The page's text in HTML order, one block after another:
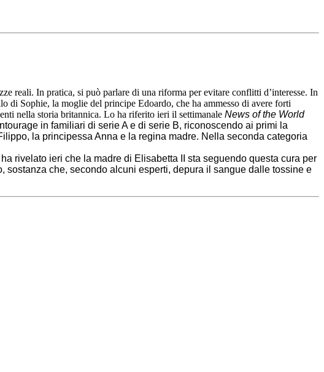
reali. In pratica, si può parlare di una riforma per evitare conflitti d’interesse. In
di Sophie, la moglie del principe Edoardo, che ha ammesso di avere forti
nella storia britannica. Lo ha riferito ieri il settimanale News of the World
in familiari di serie A e di serie B, riconoscendo ai primi la
la principessa Anna e la regina madre. Nella seconda categoria
ha rivelato ieri che la madre di Elisabetta II sta seguendo questa cura per
sostanza che, secondo alcuni esperti, depura il sangue dalle tossine e